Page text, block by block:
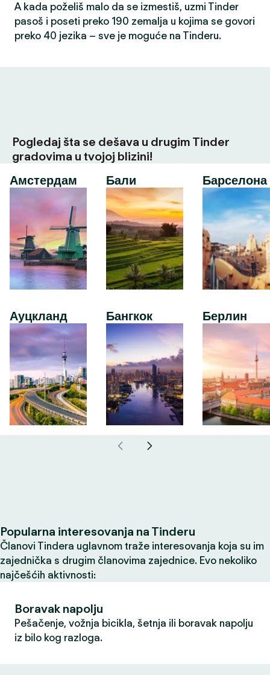
A kada poželiš malo da se izmestiš, uzmi Tinder
pasoš i poseti preko 190 zemalja u kojima se govori
preko 40 jezika – sve je moguće na Tinderu.
Pogledaj šta se dešava u drugim Tinder
gradovima u tvojoj blizini!
Амстердам
Ауцкланд
Бали
Бангкок
Барселона
Берлин
Popularna interesovanja na Tinderu
Članovi Tindera uglavnom traže interesovanja koja su im
zajednička s drugim članovima zajednice. Evo nekoliko
najčešćih aktivnosti:
Boravak napolju
Pešačenje, vožnja bicikla, šetnja ili boravak napolju
iz bilo kog razloga.